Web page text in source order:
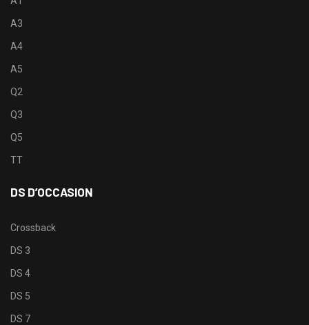
A3
A4
A5
Q2
Q3
Q5
TT
DS D’OCCASION
Crossback
DS 3
DS 4
DS 5
DS 7